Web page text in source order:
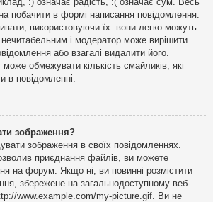
побачити в формі написання повідомлення.
використовуючи їх: вони легко можуть
і модератор може вирішити
або взагалі видалити його.
обмежувати кількість смайликів, які
в повідомленні.
зображення?
зображення в своїх повідомленнях.
приєднання файлів, ви можете
на форум. Якщо ні, ви повинні розмістити
збережене на загальнодоступному веб-
www.example.com/my-picture.gif. Ви не